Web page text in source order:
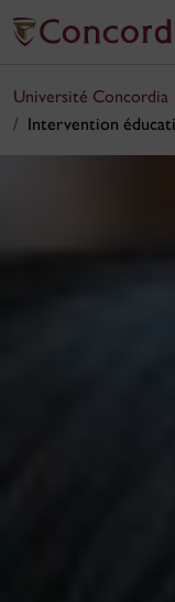
Université Concordia
Intervention